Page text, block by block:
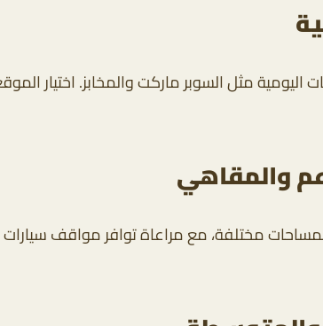
اليومية مثل السوبر ماركت والمخابز. اختيار
والمقاهي
مختلفة، مع مراعاة توافر مواقف